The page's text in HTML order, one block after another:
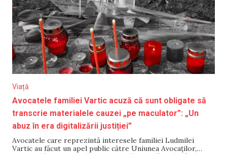
Viață
Avocatele familiei Vartic acuză că sunt obligate să
transcrie materialele cauzei „pe maculator”: „Un
abuz în era digitalizării justiției”
Avocatele care reprezintă interesele familiei Ludmilei
Vartic au făcut un apel public către Uniunea Avocaților,